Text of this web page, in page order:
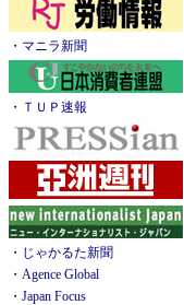
・ マニラ新聞
・ ＴＵＰ速報
・ じゃかるた新聞
・ Agence Global
・ Japan Focus